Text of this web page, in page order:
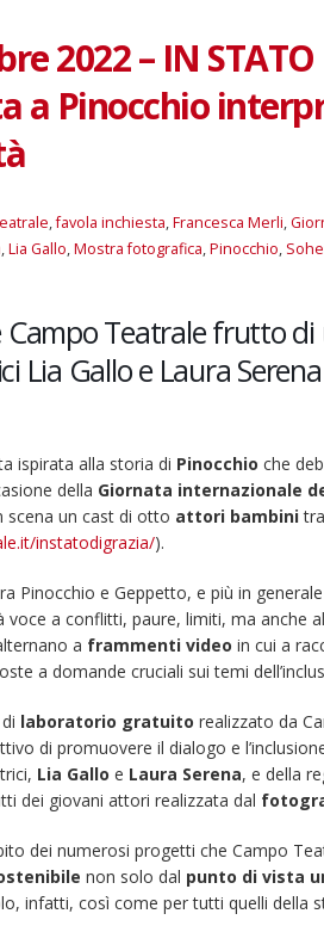
2022 – IN
a Pinocchio
,favola inchiesta,Francesca Merli,
,Lia Gallo,Mostra fotografica,Pinocchio,
Teatrale frutto
Gallo e Laura
ispirata alla storia di Pinocchio che
della Giornata internazionale
scena un cast di otto attori bambini
instatodigrazia/).
Pinocchio e Geppetto, e più in
a conflitti, paure, limiti, ma anche
a frammenti video in cui a
a domande cruciali sui temi
laboratorio gratuito realizzato da
di promuovere il dialogo e
Lia Gallo e Laura Serena, e della
dei giovani attori realizzata dal
dei numerosi progetti che Campo
non solo dal punto di vista
infatti, così come per tutti quelli della
del
Fino al 29 marzo